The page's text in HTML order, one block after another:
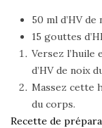
50 ml d’HV
15 gouttes
Versez l’huile
d’HV de noix
Massez cette
du corps.
Recette de